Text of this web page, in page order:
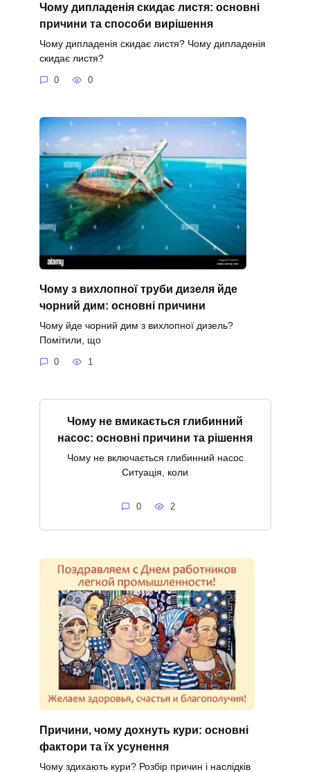
Чому дипладенія скидає листя: основні
причини та способи вирішення
Чому дипладенія скидає листя? Чому дипладенія
скидає листя?
0 0
Чому з вихлопної труби дизеля йде
чорний дим: основні причини
Чому йде чорний дим з вихлопної дизель?
Помітили, що
0 1
Чому не вмикається глибинний
насос: основні причини та рішення
Чому не включається глибинний насос
Ситуація, коли
0 2
Причини, чому дохнуть кури: основні
фактори та їх усунення
Чому здихають кури? Розбір причин і наслідків